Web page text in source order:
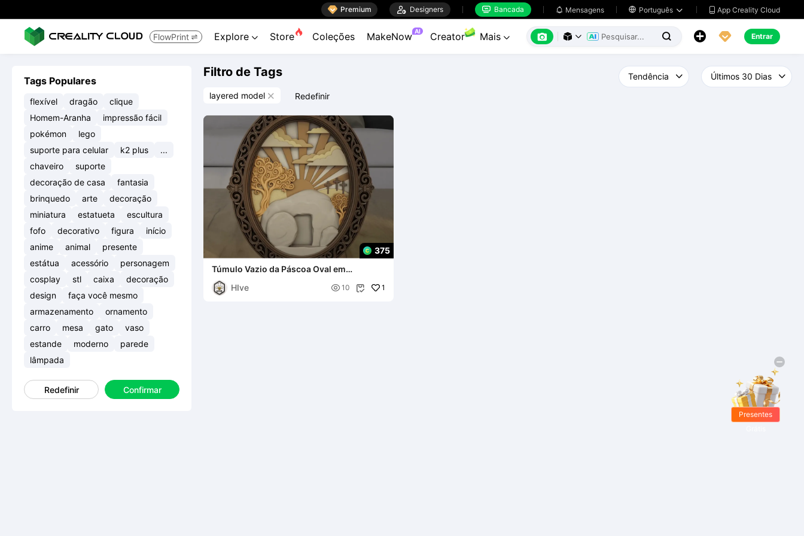
 Premium  Designers  Bancada  Mensagens  Português   App Creality Cloud
FlowPrint  Explore  Store Coleções MakeNow AI Creator Mais        Entrar
Tags Populares
flexível dragão
clique
Homem-Aranha
impressão fácil
pokémon
lego
suporte para celular
k2 plus
...
chaveiro
suporte
decoração de casa
fantasia
brinquedo
arte
decoração
miniatura
estatueta
escultura
fofo
decorativo figura
início
anime
animal
presente
estátua
acessório
personagem
cosplay
stl caixa
decoração
design
faça você mesmo
armazenamento
ornamento
carro
mesa gato
vaso
estande
moderno
parede
lâmpada
Redefinir Confirmar
Filtro de Tags
layered model  Redefinir
375
Túmulo Vazio da Páscoa Oval em
Camadas STL
HIve
 10  1
Presentes